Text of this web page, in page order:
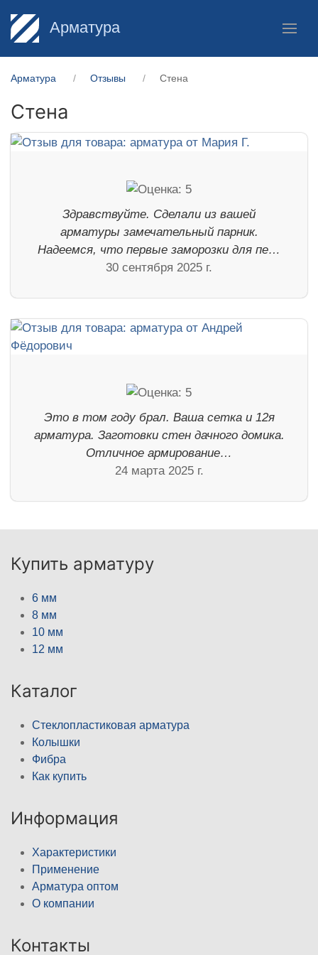
Арматура
Арматура Отзывы Стена
Стена
Здравствуйте. Сделали из вашей
арматуры замечательный парник.
Надеемся, что первые заморозки для пе…
30 сентября 2025 г.
Это в том году брал. Ваша сетка и 12я
арматура. Заготовки стен дачного домика.
Отличное армирование…
24 марта 2025 г.
Купить арматуру
6 мм
8 мм
10 мм
12 мм
Каталог
Стеклопластиковая арматура
Колышки
Фибра
Как купить
Информация
Характеристики
Применение
Арматура оптом
О компании
Контакты